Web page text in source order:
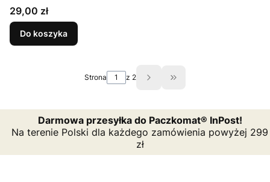
Cena
29,00 zł
Do koszyka
Strona z 2 Przejdź do ostatniej
Darmowa przesyłka do Paczkomat® InPost!
Na terenie Polski dla każdego zamówienia powyżej 299
zł